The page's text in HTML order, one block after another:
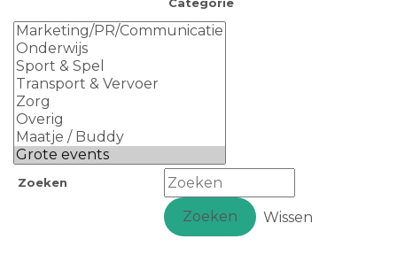
Zoeken
Zoeken Wissen